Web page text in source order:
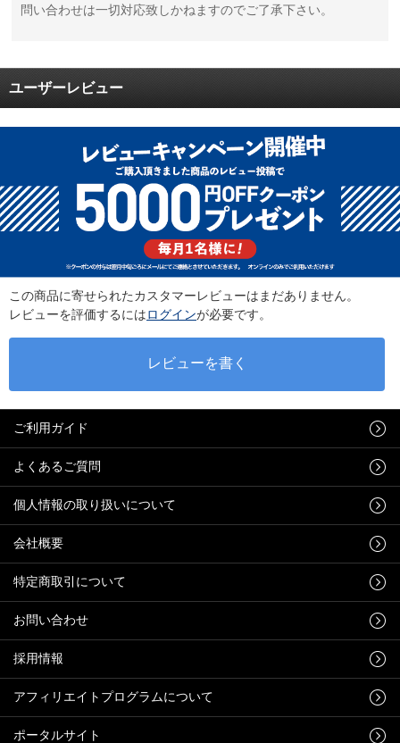
問い合わせは一切対応致しかねますのでご了承下さい。
ユーザーレビュー
この商品に寄せられたカスタマーレビューはまだありません。
レビューを評価するにはログインが必要です。
ご利用ガイド
よくあるご質問
個人情報の取り扱いについて
会社概要
特定商取引について
お問い合わせ
採用情報
アフィリエイトプログラムについて
ポータルサイト